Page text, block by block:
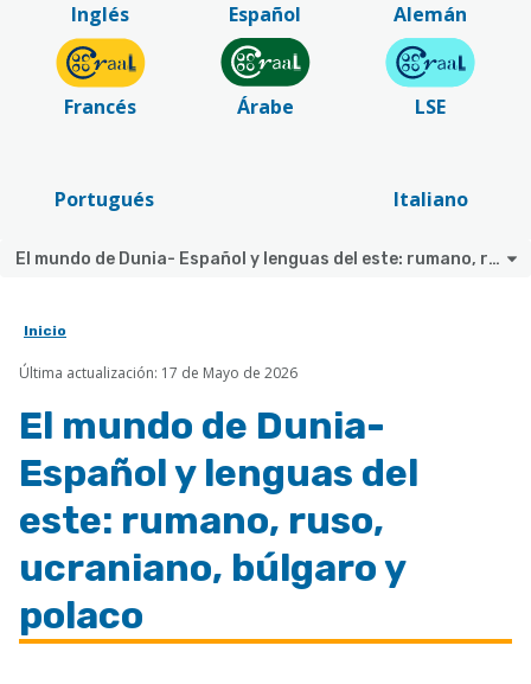
Inglés Español Alemán
Francés Árabe LSE
Portugués Italiano
El mundo de Dunia- Español y lenguas del este: rumano, ruso, ucraniano, búlgaro y polaco
Sobrescribir
enlaces
de
ayuda
a
la
navegación
Inicio
Última actualización: 17 de Mayo de 2026
El mundo de Dunia-
Español y lenguas del
este: rumano, ruso,
ucraniano, búlgaro y
polaco